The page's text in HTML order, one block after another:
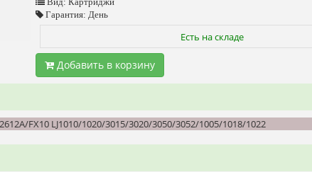
Гарантия: День
Есть на складе
Добавить в корзину
FX10 LJ1010/1020/3015/3020/3050/3052/1005/1018/1022